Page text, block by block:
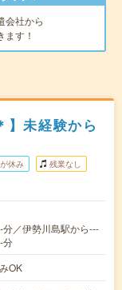
会社から
ます！
】未経験から
休み 残業なし
／伊勢川島駅から---
分
OK